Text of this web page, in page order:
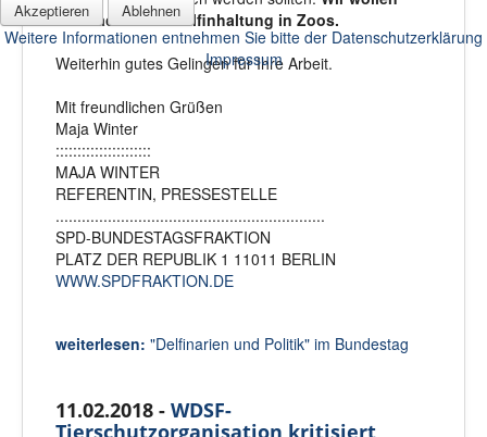
demnach keine Delfinhaltung in Zoos.
Weiterhin gutes Gelingen für Ihre Arbeit.
Mit freundlichen Grüßen
Maja Winter
::::::::::::::::::::::
MAJA WINTER
REFERENTIN, PRESSESTELLE
..............................................................
SPD-BUNDESTAGSFRAKTION
PLATZ DER REPUBLIK 1 11011 BERLIN
WWW.SPDFRAKTION.DE
weiterlesen: "Delfinarien und Politik" im Bundestag
11.02.2018 - WDSF-
Tierschutzorganisation kritisiert
Akzeptieren Ablehnen
Weitere Informationen entnehmen Sie bitte der Datenschutzerklärung
Impressum